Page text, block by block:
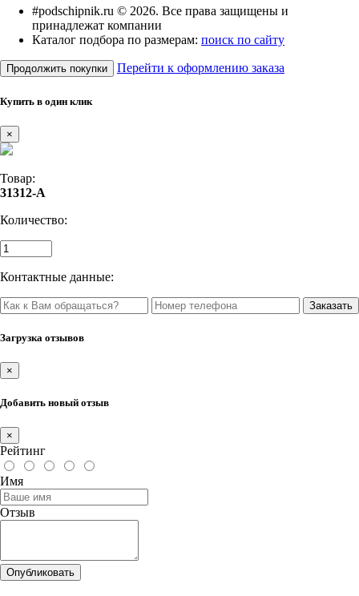
#podschipnik.ru © 2026. Все права защищены и
принадлежат компании
Каталог подбора по размерам: поиск по сайту
Продолжить покупки Перейти к оформлению заказа
Купить в один клик
×
Товар:
31312-A
Количество:
Контактные данные:
Загрузка отзывов
×
Добавить новый отзыв
×
Рейтинг
Имя
Отзыв
Опубликовать